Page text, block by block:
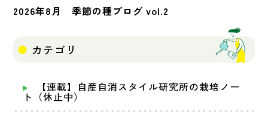
2026年8月 季節の種ブログ vol.2
カテゴリ
【連載】自産自消スタイル研究所の栽培ノー
ト（休止中）